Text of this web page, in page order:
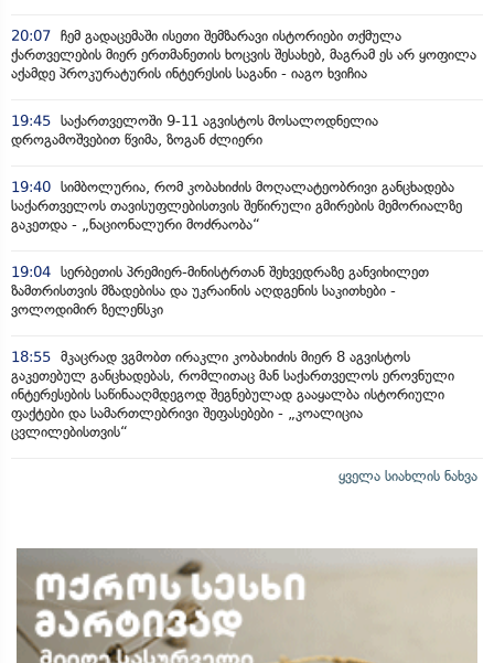
20:07 ჩემ გადაცემაში ისეთი შემზარავი ისტორიები თქმულა
ქართველების მიერ ერთმანეთის ხოცვის შესახებ, მაგრამ ეს არ ყოფილა
აქამდე პროკურატურის ინტერესის საგანი - იაგო ხვიჩია
19:45 საქართველოში 9-11 აგვისტოს მოსალოდნელია
დროგამოშვებით წვიმა, ზოგან ძლიერი
19:40 სიმბოლურია, რომ კობახიძის მოღალატეობრივი განცხადება
საქართველოს თავისუფლებისთვის შეწირული გმირების მემორიალზე
გაკეთდა - „ნაციონალური მოძრაობა“
19:04 სერბეთის პრემიერ-მინისტრთან შეხვედრაზე განვიხილეთ
ზამთრისთვის მზადებისა და უკრაინის აღდგენის საკითხები -
ვოლოდიმირ ზელენსკი
18:55 მკაცრად ვგმობთ ირაკლი კობახიძის მიერ 8 აგვისტოს
გაკეთებულ განცხადებას, რომლითაც მან საქართველოს ეროვნული
ინტერესების საწინააღმდეგოდ შეგნებულად გააყალბა ისტორიული
ფაქტები და სამართლებრივი შეფასებები - „კოალიცია
ცვლილებისთვის“
ყველა სიახლის ნახვა